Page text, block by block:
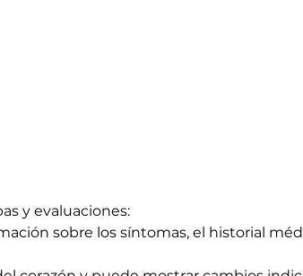
y evaluaciones:
sobre los síntomas, el historial